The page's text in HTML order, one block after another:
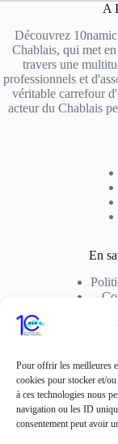
Pour offrir les meilleures
cookies pour stocker et/
à ces technologies nous
navigation ou les ID
consentement peut avoir
A
Découvrez
Chablais, qui met
travers une
professionnels et
véritable carrefour
acteur du Chablais
En
Adresse: